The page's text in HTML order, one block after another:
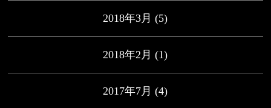
2018年3月 (5)
2018年2月 (1)
2017年7月 (4)